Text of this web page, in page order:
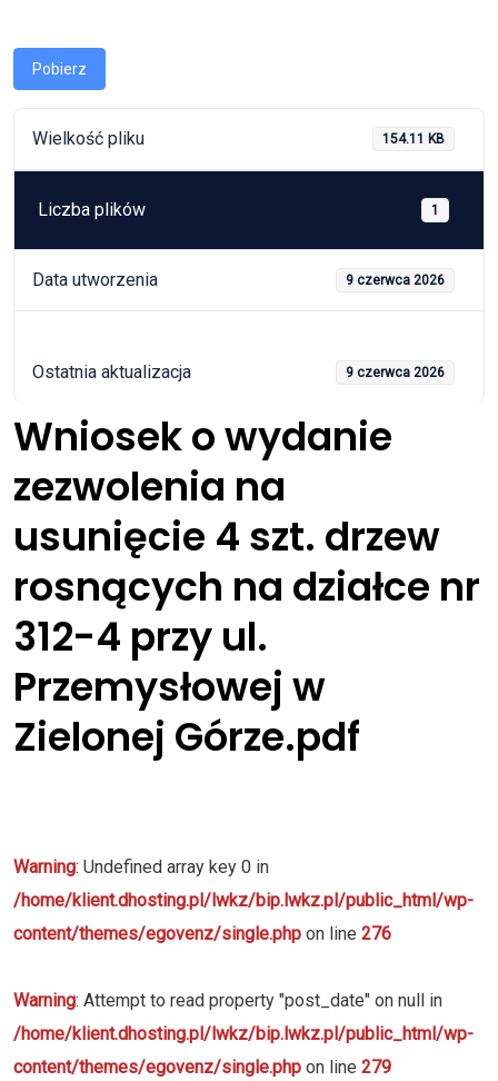
Pobierz
Wielkość pliku 154.11 KB
Liczba plików 1
Data utworzenia 9 czerwca 2026
Ostatnia aktualizacja 9 czerwca 2026
Wniosek o wydanie
zezwolenia na
usunięcie 4 szt. drzew
rosnących na działce nr
312-4 przy ul.
Przemysłowej w
Zielonej Górze.pdf
Warning: Undefined array key 0 in
/home/klient.dhosting.pl/lwkz/bip.lwkz.pl/public_html/wp-
content/themes/egovenz/single.php on line 276
Warning: Attempt to read property "post_date" on null in
/home/klient.dhosting.pl/lwkz/bip.lwkz.pl/public_html/wp-
content/themes/egovenz/single.php on line 279